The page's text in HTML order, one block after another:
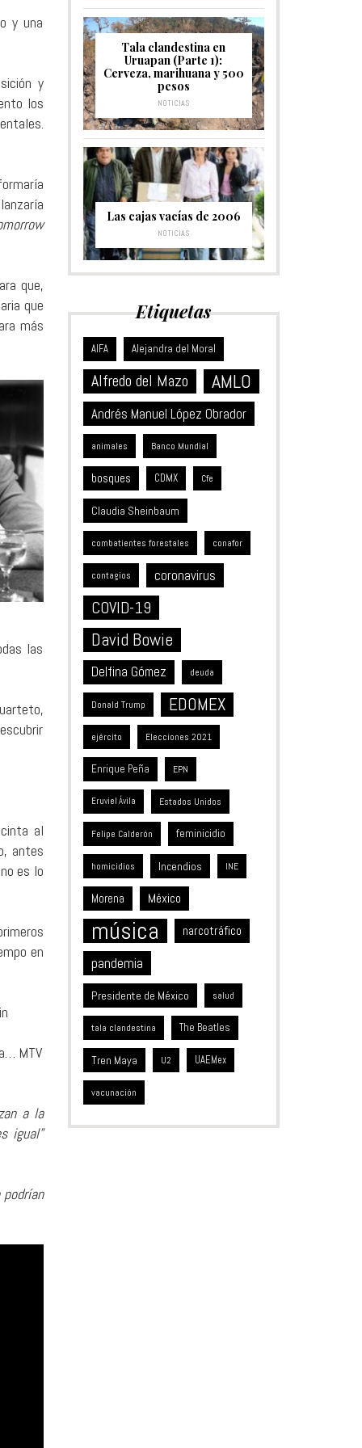
y una
y
los
que,
que
más
las
al
antes
es lo
en
MTV
a la
igual”
podrían
Tala clandestina en
Uruapan (Parte 1):
Cerveza, marihuana y 500
pesos
NOTICIAS
Las cajas vacías de 2006
NOTICIAS
Etiquetas
AIFA Alejandra del Moral
Alfredo del Mazo AMLO
Andrés Manuel López Obrador
animales Banco Mundial
bosques CDMX Cfe
Claudia Sheinbaum
combatientes forestales conafor
contagios coronavirus
COVID-19
David Bowie
Delfina Gómez deuda
Donald Trump EDOMEX
ejército Elecciones 2021
Enrique Peña EPN
Eruviel Ávila Estados Unidos
Felipe Calderón feminicidio
homicidios Incendios INE
Morena México
música narcotráfico
pandemia
Presidente de México salud
tala clandestina The Beatles
Tren Maya U2 UAEMex
vacunación